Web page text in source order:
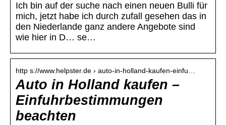
Ich bin auf der suche nach einen neuen Bulli für
mich, jetzt habe ich durch zufall gesehen das in
den Niederlande ganz andere Angebote sind
wie hier in D… se…
http s://www.helpster.de › auto-in-holland-kaufen-einfu…
Auto in Holland kaufen –
Einfuhrbestimmungen
beachten